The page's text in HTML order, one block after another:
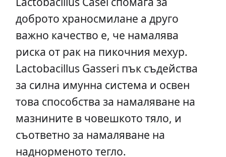
доброто храносмилане а друго
важно качество е, че намалява
риска от рак на пикочния мехур.
Lactobacillus Gasseri пък съдейства
за силна имунна система и освен
това способства за намаляване на
мазнините в човешкото тяло, и
съответно за намаляване на
наднорменото тегло.